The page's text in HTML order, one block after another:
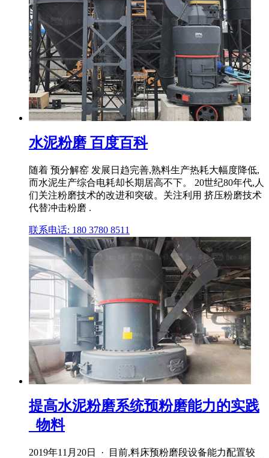
水泥粉磨 百度百科
随着 预分解窑 发展日趋完善,熟料生产热耗大幅度降低,
而水泥生产综合电耗却长期居高不下。 20世纪80年代,人
们关注粉磨技术的改进和突破。关注利用 挤压粉磨技术
代替冲击粉磨 .
联系电话: 180 3780 8511
提高水泥粉磨系统预粉磨能力的实践
_物料
2019年11月20日 · 目前,料床预粉磨段设备能力配置较